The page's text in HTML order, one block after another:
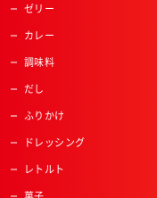
ゼリー
カレー
調味料
だし
ふりかけ
ドレッシング
レトルト